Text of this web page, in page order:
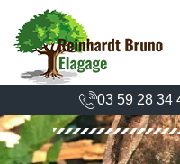
03 59 28 34